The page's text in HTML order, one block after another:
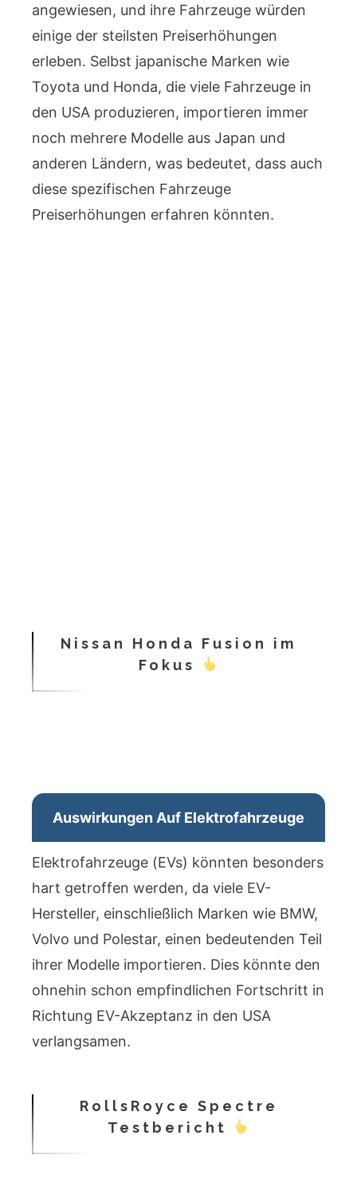
angewiesen, und ihre Fahrzeuge würden
einige der steilsten Preiserhöhungen
erleben. Selbst japanische Marken wie
Toyota und Honda, die viele Fahrzeuge in
den USA produzieren, importieren immer
noch mehrere Modelle aus Japan und
anderen Ländern, was bedeutet, dass auch
diese spezifischen Fahrzeuge
Preiserhöhungen erfahren könnten.
Nissan Honda Fusion im
Fokus
Auswirkungen Auf Elektrofahrzeuge
Elektrofahrzeuge (EVs) könnten besonders
hart getroffen werden, da viele EV-
Hersteller, einschließlich Marken wie BMW,
Volvo und Polestar, einen bedeutenden Teil
ihrer Modelle importieren. Dies könnte den
ohnehin schon empfindlichen Fortschritt in
Richtung EV-Akzeptanz in den USA
verlangsamen.
RollsRoyce Spectre
Testbericht